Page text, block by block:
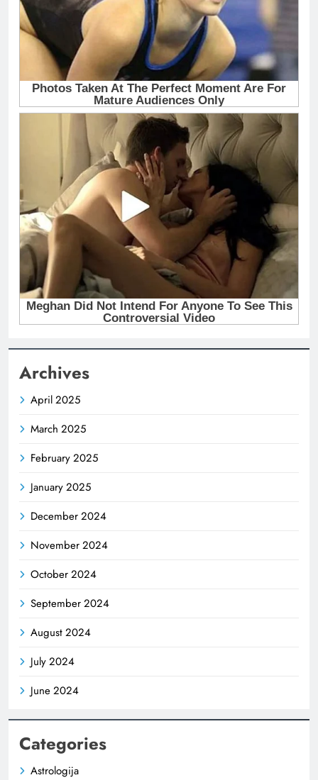
Archives
April 2025
March 2025
February 2025
January 2025
December 2024
November 2024
October 2024
September 2024
August 2024
July 2024
June 2024
Categories
Astrologija